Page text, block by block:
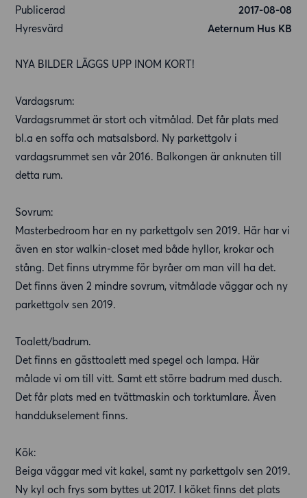
Publicerad
2017-08-08
Hyresvärd
Aeternum Hus KB
NYA BILDER LÄGGS UPP INOM KORT!
Vardagsrum:
Vardagsrummet är stort och vitmålad. Det får plats med
bl.a en soffa och matsalsbord. Ny parkettgolv i
vardagsrummet sen vår 2016. Balkongen är anknuten till
detta rum.
Sovrum:
Masterbedroom har en ny parkettgolv sen 2019. Här har vi
även en stor walkin-closet med både hyllor, krokar och
stång. Det finns utrymme för byråer om man vill ha det.
Det finns även 2 mindre sovrum, vitmålade väggar och ny
parkettgolv sen 2019.
Toalett/badrum.
Det finns en gästtoalett med spegel och lampa. Här
målade vi om till vitt. Samt ett större badrum med dusch.
Det får plats med en tvättmaskin och torktumlare. Även
handdukselement finns.
Kök:
Beiga väggar med vit kakel, samt ny parkettgolv sen 2019.
Ny kyl och frys som byttes ut 2017. I köket finns det plats